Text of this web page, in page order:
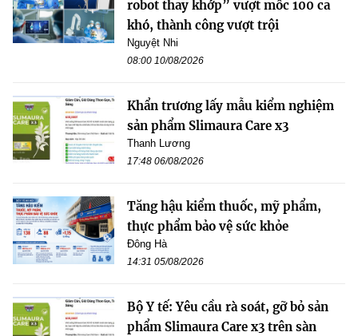
robot thay khớp” vượt mốc 100 ca
khó, thành công vượt trội
Nguyệt Nhi
08:00 10/08/2026
Khẩn trương lấy mẫu kiểm nghiệm
sản phẩm Slimaura Care x3
Thanh Lương
17:48 06/08/2026
Tăng hậu kiểm thuốc, mỹ phẩm,
thực phẩm bảo vệ sức khỏe
Đông Hà
14:31 05/08/2026
Bộ Y tế: Yêu cầu rà soát, gỡ bỏ sản
phẩm Slimaura Care x3 trên sàn